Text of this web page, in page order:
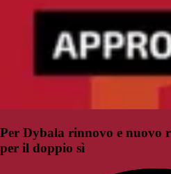
Per Dybala rinnovo e nuovo
per il doppio sì